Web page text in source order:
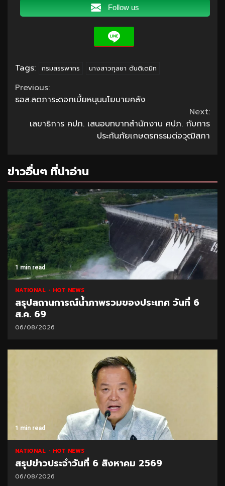
Follow us
Tags: กรมสรรพากร นางสาวกุลยา ตันติเตมิท
Continue
Reading
Previous:
ธอส.ลดภาระดอกเบี้ยหนุนนโยบายคลัง
Next:
เลขาธิการ คปภ. เสนอบทบาทสำนักงาน คปภ. กับการ
ประกันภัยเกษตรกรรมต่อวุฒิสภา
ข่าวอื่นๆ ที่น่าอ่าน
1 min read
NATIONAL HOT NEWS
สรุปสถานการณ์น้ำภาพรวมของประเทศ วันที่ 6
ส.ค. 69
06/08/2026
1 min read
NATIONAL HOT NEWS
สรุปข่าวประจำวันที่ 6 สิงหาคม 2569
06/08/2026